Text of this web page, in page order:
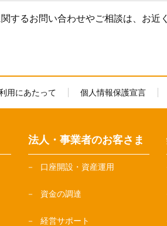
するお問い合わせやご相談は、お近
用にあたって 個人情報保護宣言
法人・事業者のお客さま
口座開設・資産運用
資金の調達
経営サポート